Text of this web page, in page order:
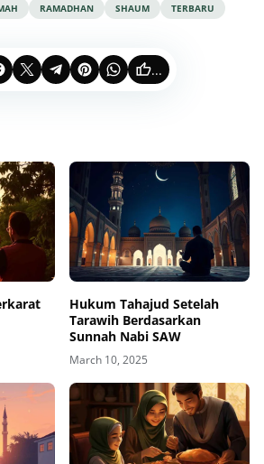
RAMADHAN SHAUM TERBARU
...
Hukum Tahajud Setelah
Tarawih Berdasarkan
Sunnah Nabi SAW
March 10, 2025